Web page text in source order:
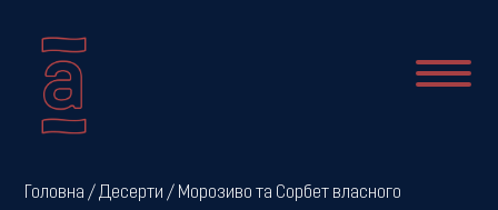
Про
Головна /Десерти / Морозиво та Сорбет власного